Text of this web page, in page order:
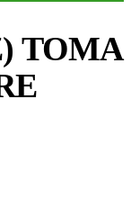
TOMA